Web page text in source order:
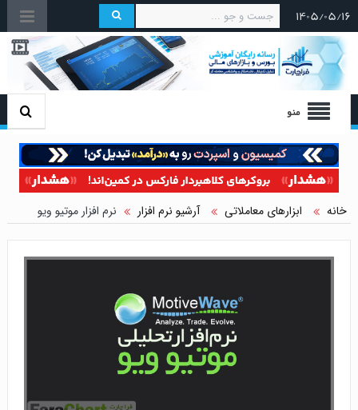
۱۴۰۵/۰۵/۱۶
منو
خانه ابزارهای معاملاتی آرشیو نرم افزار نرم افزار موتیو ویو